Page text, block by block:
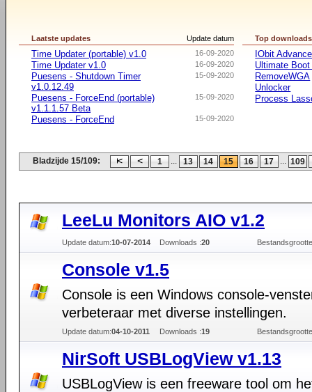
Update datum
Laatste updates
16-09-2020
Time Updater (portable) v1.0
16-09-2020
Time Updater v1.0
15-09-2020
Puesens - Shutdown Timer
v1.0.12.49
15-09-2020
Puesens - ForceEnd (portable)
v1.1.1.57 Beta
15-09-2020
Puesens - ForceEnd
Top downloads
IObit
Ultimate
RemoveWGA
Unlocker
Process
Bladzijde 15/109: 1 ... 13 14 15 16 17 ... 109
LeeLu Monitors AIO v1.2
Update datum:10-07-2014 Downloads :20
Console v1.5
Console is een Windows console-
verbeteraar met diverse instellingen.
Update datum:04-10-2011 Downloads :19
NirSoft USBLogView v1.13
USBLogView is een freeware tool om